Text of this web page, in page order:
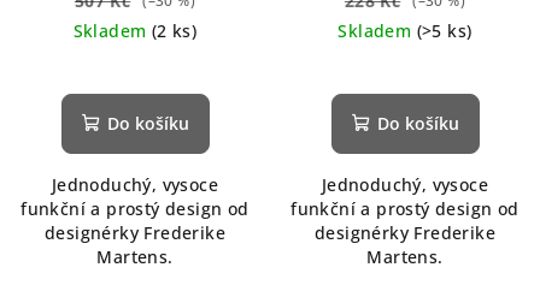
Skladem (2 ks)
Do košíku
Jednoduchý, vysoce
funkční a prostý design od
designérky Frederike
Martens.
Skladem (>5 ks)
Do košíku
Jednoduchý, vysoce
funkční a prostý design od
designérky Frederike
Martens.